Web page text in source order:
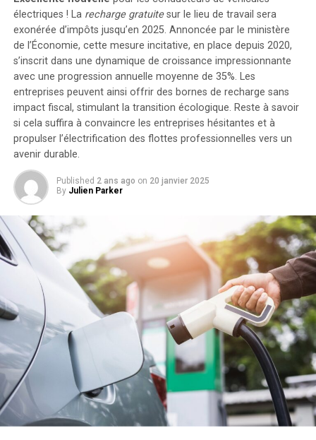
jusqu’à cinq batteries supplémentaires de 1,6
kilowattheure chacune, augmentant la capacité totale à
9,6 kilowattheures.
Intégration dans un Écosystème
Intelligent
Le Solarbank 2 AC s’intègre parfaitement dans un
écosystème énergétique intelligent grâce à sa
compatibilité avec le compteur Anker SOLIX Smart et
les prises intelligentes proposées par Anker. cette
consommation électrique tout en réduisant les pertes
énergétiques inutiles. De plus, Anker SOLIX prévoit
d’étendre cette compatibilité aux dispositifs Shelly.
Durabilité et Résistance aux
Intempéries
Anker SOLIX met également l’accent sur la longévité du
Solarbank 2 AC. Conçu pour supporter au moins6000
cycles de charge, cet appareil a une durée de vie
estimée dépassant quinze ans. Il est accompagné d’une
garantie fabricant décennale et possède une
électriques ! La recharge gratuitesur le lieu de travail sera
exonérée d’impôts jusqu’en 2025. Annoncée par le ministère
de l’Économie, cette mesure incitative, en place depuis 2020,
s’inscrit dans une dynamique de croissance impressionnante
avec une progression annuelle moyenne de 35%. Les
entreprises peuvent ainsi offrir des bornes de recharge sans
impact fiscal, stimulant la transition écologique. Reste à savoir
si cela suffira à convaincre les entreprises hésitantes et à
propulser l’électrification des flottes professionnelles vers un
avenir durable.
Published 2 ans ago on 20 janvier 2025
By Julien Parker